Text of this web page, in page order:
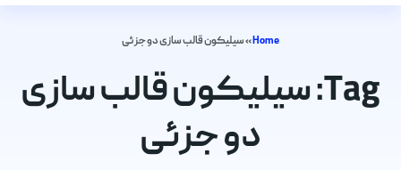
Home
»سیلیکون قالب سازی دو جزئی
Tag: سیلیکون قالب سازی
دو جزئی